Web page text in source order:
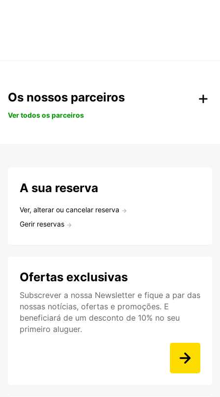
Os nossos parceiros
Ver todos os parceiros
A sua reserva
Ver, alterar ou cancelar reserva
Gerir reservas
Ofertas exclusivas
Subscrever a nossa Newsletter e fique a par das
nossas notícias, ofertas e promoções. E
beneficiará de um desconto de 10% no seu
primeiro aluguer.